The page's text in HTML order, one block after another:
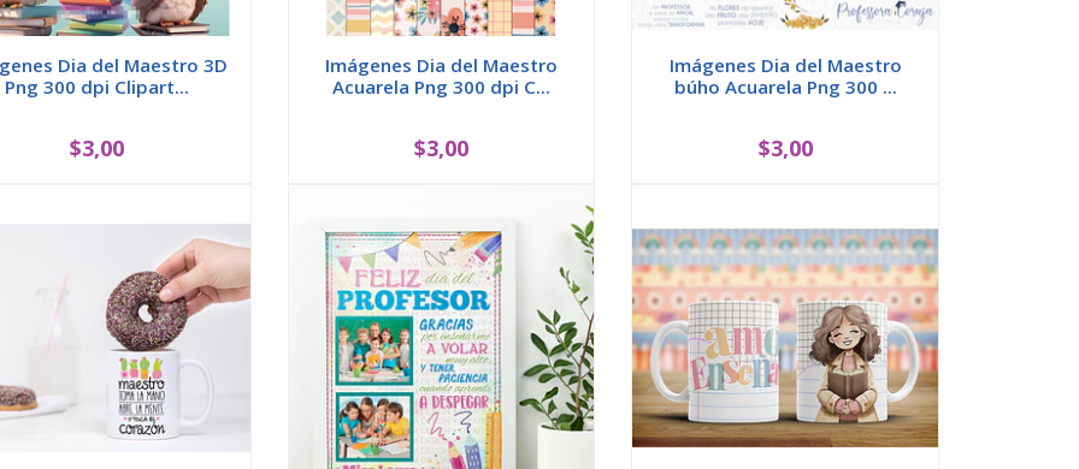
Dia del Maestro 3D
Png 300 dpi Clipart...
$3,00
Imágenes Dia del Maestro
Acuarela Png 300 dpi C...
$3,00
Imágenes Dia del Maestro
búho Acuarela Png 300 ...
$3,00